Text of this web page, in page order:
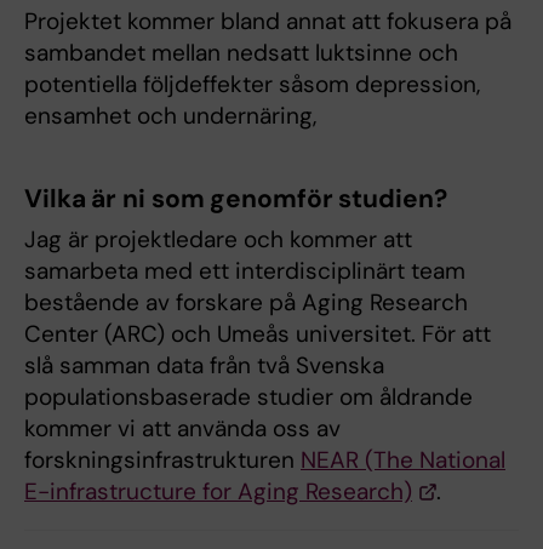
Projektet kommer bland annat att fokusera på
sambandet mellan nedsatt luktsinne och
potentiella följdeffekter såsom depression,
ensamhet och undernäring,
Vilka är ni som genomför studien?
Jag är projektledare och kommer att
samarbeta med ett interdisciplinärt team
bestående av forskare på Aging Research
Center (ARC) och Umeås universitet. För att
slå samman data från två Svenska
populationsbaserade studier om åldrande
kommer vi att använda oss av
forskningsinfrastrukturen NEAR (The National
E-infrastructure for Aging Research)
.